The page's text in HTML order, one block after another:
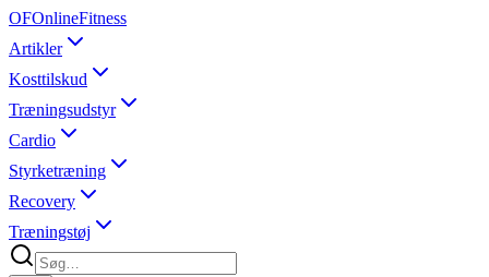
OFOnlineFitness
Artikler
Kosttilskud
Træningsudstyr
Cardio
Styrketræning
Recovery
Træningstøj